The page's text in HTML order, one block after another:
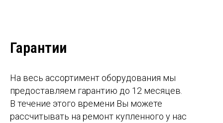
Гарантии
На весь ассортимент оборудования мы
предоставляем гарантию до 12 месяцев.
В течение этого времени Вы можете
рассчитывать на ремонт купленного у нас